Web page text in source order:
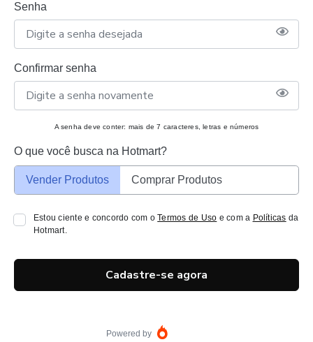
Senha
Confirmar senha
A senha deve conter: mais de 7 caracteres, letras e números
O que você busca na Hotmart?
Vender Produtos Comprar Produtos
Estou ciente e concordo com oTermos de Uso e com a Políticas da
Hotmart.
Cadastre-se agora
Powered by